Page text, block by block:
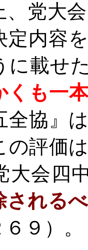
、党大
定内容
に載せ
くも一
全協』
の評価
大会四
される
９）。